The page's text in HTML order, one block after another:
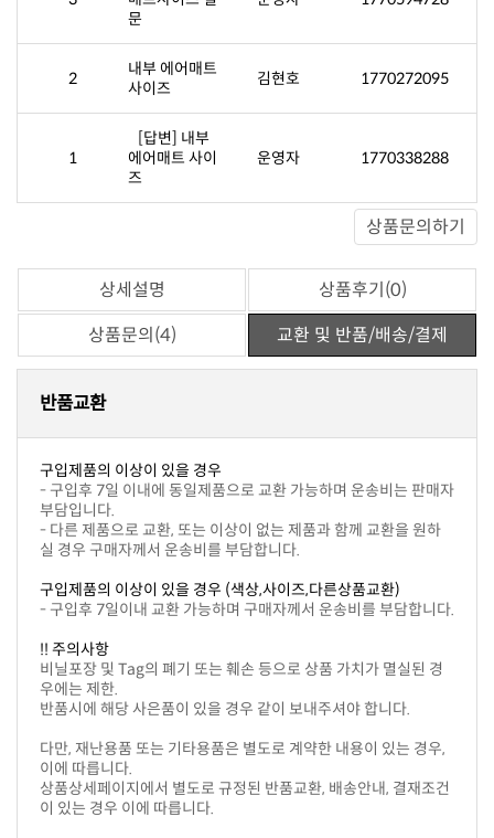
문
2 사이즈 김현호 1770272095
1
즈
운영자 1770338288
상품문의하기
상세설명
상품후기(0)
상품문의(4)
교환 및 반품/배송/결제
반품교환
구입제품의 이상이 있을 경우
부담입니다.
실 경우 구매자께서 운송비를 부담합니다.
구입제품의 이상이 있을 경우 (색상,사이즈,다른상품교환)
- 구입후 7일이내 교환 가능하며 구매자께서 운송비를 부담합니다.
!! 주의사항
우에는 제한.
반품시에 해당 사은품이 있을 경우 같이 보내주셔야 합니다.
이에 따릅니다.
이 있는 경우 이에 따릅니다.